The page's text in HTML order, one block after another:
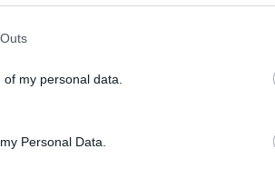
my personal data.
Personal Data.